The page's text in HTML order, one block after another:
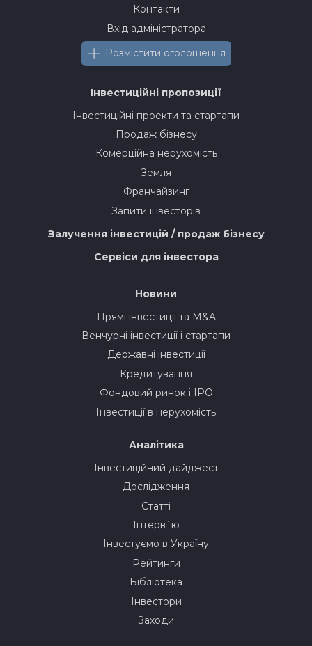
Контакти
Вхід адміністратора
Розмістити оголошення
Інвестиційні пропозиції
Інвестиційні проекти та стартапи
Продаж бізнесу
Комерційна нерухомість
Земля
Франчайзинг
Запити інвесторів
Залучення інвестицій / продаж бізнесу
Сервіси для інвестора
Новини
Прямі інвестиції та M&A
Венчурні інвестиції і стартапи
Державні інвестиції
Кредитування
Фондовий ринок і IPO
Інвестиції в нерухомість
Аналітика
Інвестиційний дайджест
Дослідження
Статті
Інтерв`ю
Інвестуємо в Україну
Рейтинги
Бібліотека
Інвестори
Заходи